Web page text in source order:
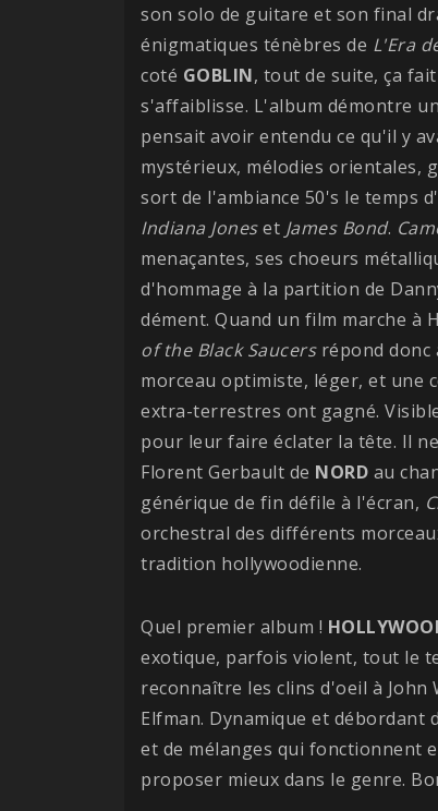
son solo de guitare et son final
énigmatiques ténèbres de L'Era
coté GOBLIN, tout de suite, ça
s'affaiblisse. L'album démontre
pensait avoir entendu ce qu'il y
mystérieux, mélodies orientales,
sort de l'ambiance 50's le temps
Indiana Joneset James Bond.
menaçantes, ses choeurs
d'hommage à la partition de
dément. Quand un film marche à
of the Black Saucersrépond donc
morceau optimiste, léger, et une
extra-terrestres ont gagné.
pour leur faire éclater la tête. Il
Florent Gerbault de NORD au
générique de fin défile à l'écran,
orchestral des différents
tradition hollywoodienne.
Quel premier album !
exotique, parfois violent, tout le
reconnaître les clins d'oeil à John
Elfman. Dynamique et débordant
et de mélanges qui fonctionnent
proposer mieux dans le genre.